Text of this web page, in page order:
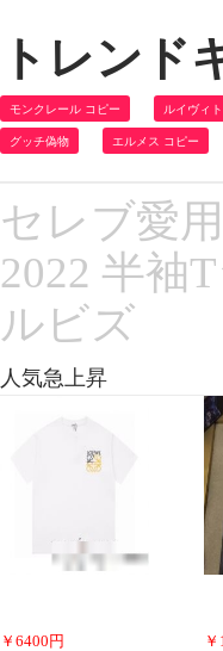
トレンド
モンクレール コピー ルイヴィ
グッチ偽物 エルメス コピー
セレブ愛
2022 半袖
ルビズ
人気急上昇
￥ 6400 円 ￥